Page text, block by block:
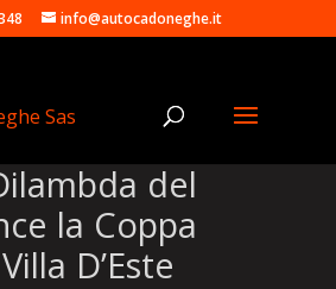
info@autocadoneghe.it
del
la Coppa
D’Este